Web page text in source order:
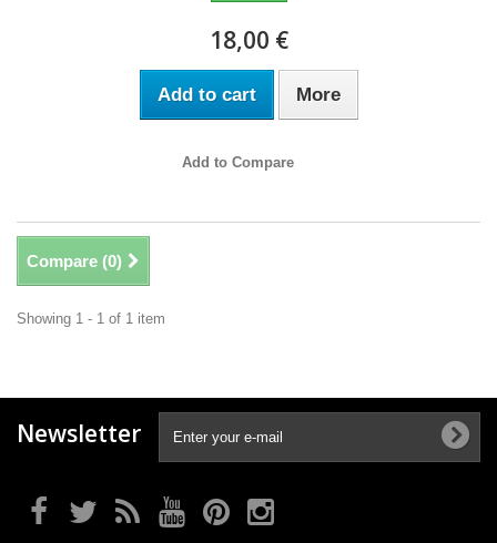
18,00 €
Add to cart More
Add to Compare
Compare (0)
Showing 1 - 1 of 1 item
Newsletter